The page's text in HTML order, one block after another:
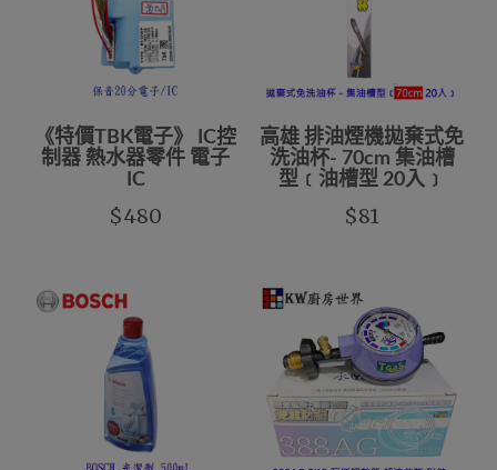
《特價TBK電子》 IC控
制器 熱水器零件 電子
IC
$480
高雄 排油煙機拋棄式免
洗油杯- 70cm 集油槽
型﹝油槽型 20入﹞
$81